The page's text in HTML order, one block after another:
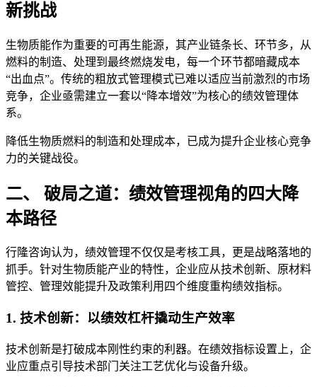
新挑战
生物质能作为重要的可再生能源，其产业链条长、环节多，从
燃料的制造、处理到最终燃烧发电，每一个环节都暗藏成本
“出血点”。传统的粗放式管理模式已难以适应当前激烈的市场
竞争，企业亟需建立一套以“降本增效”为核心的绩效管理体
系。
降低生物质燃料的制造和处理成本，已成为提升企业核心竞争
力的关键战役。
二、 破局之道：绩效管理视角的四大降
本路径
行隆咨询认为，绩效管理不仅仅是考核工具，更是战略落地的
抓手。针对生物质能产业的特性，企业应从技术创新、原材料
管控、管理效能提升及政策利用四个维度重构绩效指标。
1. 技术创新：以绩效杠杆撬动生产效率
技术创新是打破成本刚性约束的利器。在绩效指标设置上，企
业应重点引导技术部门关注工艺优化与设备升级。